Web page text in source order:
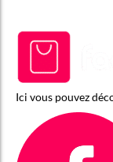
Ici vous pouvez